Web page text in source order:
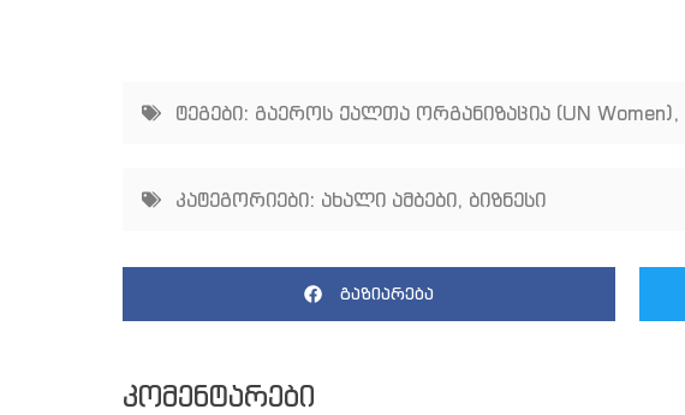
ტეგები: გაეროს ქალთა ორგანიზაცია (UN Women),
კატეგორიები: ახალი ამბები, ბიზნესი
გაზიარება
კომენტარები